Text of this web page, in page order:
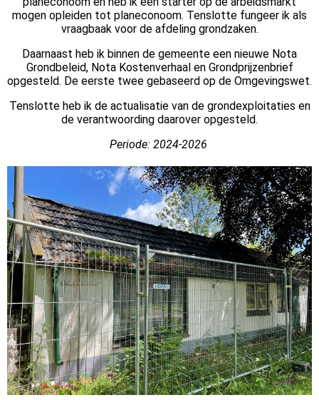
mogen opleiden tot planeconoom. Tenslotte fungeer ik als
vraagbaak voor de afdeling grondzaken.
Daarnaast heb ik binnen de gemeente een nieuwe Nota
Grondbeleid, Nota Kostenverhaal en Grondprijzenbrief
opgesteld. De eerste twee gebaseerd op de Omgevingswet.
Tenslotte heb ik de actualisatie van de grondexploitaties en
de verantwoording daarover opgesteld.
Periode: 2024-2026